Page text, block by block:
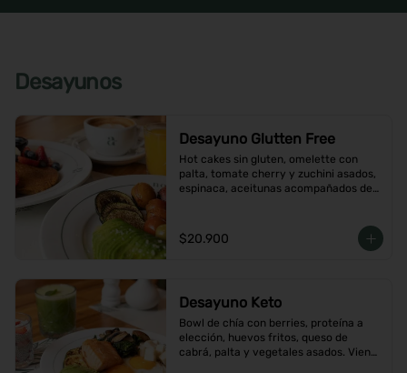
Desayunos
Desayuno Glutten Free
Hot cakes sin gluten, omelette con
palta, tomate cherry y zuchini asados,
espinaca, aceitunas acompañados de
$20.900
Desayuno Keto
Bowl de chía con berries, proteína a
elección, huevos fritos, queso de
cabrá, palta y vegetales asados. Viene